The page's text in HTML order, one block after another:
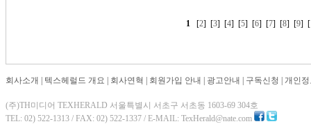
1 [2] [3] [4] [5] [6] [7] [8] [9] [
회사소개 텍스헤럴드 개요 회사연혁 회원가입 안내 광고안내 구독신청 개인
(주)TH미디어 TEXHERALD 서울특별시 서초구 서초동 1603-69 304호
TEL: 02) 522-1313 / FAX: 02) 522-1337 / E-MAIL: TexHerald@nate.com